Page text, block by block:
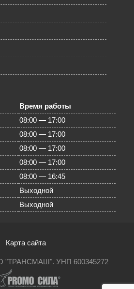
Время работы
08:00 — 17:00
08:00 — 17:00
08:00 — 17:00
08:00 — 17:00
08:00 — 16:45
Выходной
Выходной
Карта сайта
"ТРАНСМАШ". УНП 600345272